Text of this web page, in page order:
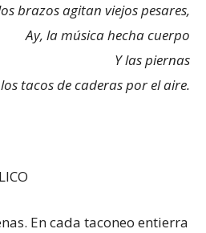
brazos agitan viejos pesares,
Ay, la música hecha cuerpo
Y las piernas
los tacos de caderas por el aire.
En cada taconeo entierra